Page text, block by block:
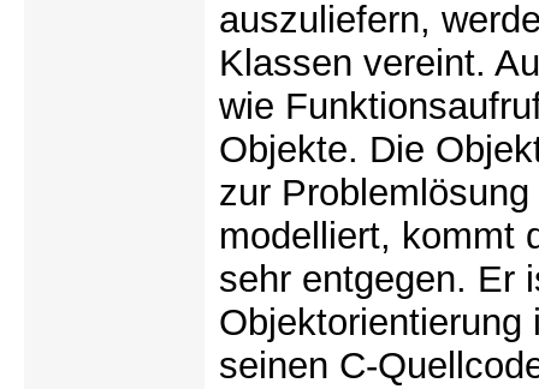
auszuliefern,
Klassen vereint.
wie
Objekte. Die
zur
modelliert, kommt
sehr entgegen. Er
seinen C-